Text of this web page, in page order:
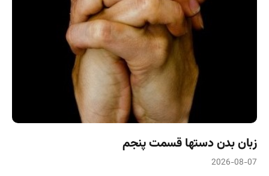
زبان بدن دستها قسمت پنجم
2026-08-07